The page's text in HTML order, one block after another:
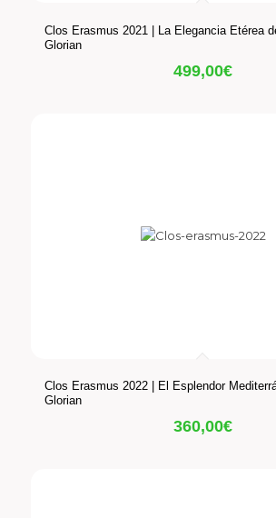
Clos Erasmus 2021 | La Elegancia Etérea
Glorian
499,00€
Clos Erasmus 2022 | El Esplendor
Glorian
360,00€